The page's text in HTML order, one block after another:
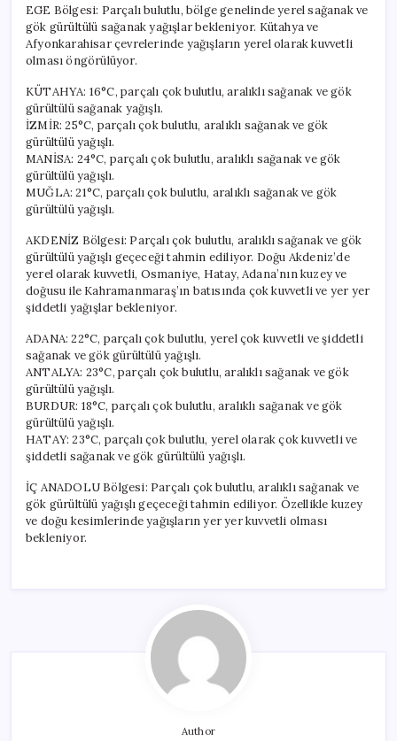
EGE Bölgesi: Parçalı bulutlu, bölge genelinde yerel sağanak ve
gök gürültülü sağanak yağışlar bekleniyor. Kütahya ve
Afyonkarahisar çevrelerinde yağışların yerel olarak kuvvetli
olması öngörülüyor.
KÜTAHYA: 16°C, parçalı çok bulutlu, aralıklı sağanak ve gök
gürültülü sağanak yağışlı.
İZMİR: 25°C, parçalı çok bulutlu, aralıklı sağanak ve gök
gürültülü yağışlı.
MANİSA: 24°C, parçalı çok bulutlu, aralıklı sağanak ve gök
gürültülü yağışlı.
MUĞLA: 21°C, parçalı çok bulutlu, aralıklı sağanak ve gök
gürültülü yağışlı.
AKDENİZ Bölgesi: Parçalı çok bulutlu, aralıklı sağanak ve gök
gürültülü yağışlı geçeceği tahmin ediliyor. Doğu Akdeniz’de
yerel olarak kuvvetli, Osmaniye, Hatay, Adana’nın kuzey ve
doğusu ile Kahramanmaraş’ın batısında çok kuvvetli ve yer yer
şiddetli yağışlar bekleniyor.
ADANA: 22°C, parçalı çok bulutlu, yerel çok kuvvetli ve şiddetli
sağanak ve gök gürültülü yağışlı.
ANTALYA: 23°C, parçalı çok bulutlu, aralıklı sağanak ve gök
gürültülü yağışlı.
BURDUR: 18°C, parçalı çok bulutlu, aralıklı sağanak ve gök
gürültülü yağışlı.
HATAY: 23°C, parçalı çok bulutlu, yerel olarak çok kuvvetli ve
şiddetli sağanak ve gök gürültülü yağışlı.
İÇ ANADOLU Bölgesi: Parçalı çok bulutlu, aralıklı sağanak ve
gök gürültülü yağışlı geçeceği tahmin ediliyor. Özellikle kuzey
ve doğu kesimlerinde yağışların yer yer kuvvetli olması
bekleniyor.
Author